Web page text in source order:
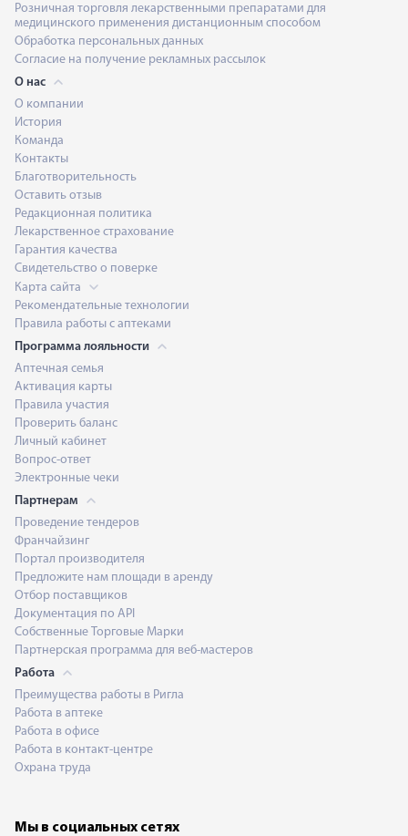
Розничная торговля лекарственными препаратами для
медицинского применения дистанционным способом
Обработка персональных данных
Согласие на получение рекламных рассылок
О нас
О компании
История
Команда
Контакты
Благотворительность
Оставить отзыв
Редакционная политика
Лекарственное страхование
Гарантия качества
Свидетельство о поверке
Карта сайта
Рекомендательные технологии
Правила работы с аптеками
Программа лояльности
Аптечная семья
Активация карты
Правила участия
Проверить баланс
Личный кабинет
Вопрос-ответ
Электронные чеки
Партнерам
Проведение тендеров
Франчайзинг
Портал производителя
Предложите нам площади в аренду
Отбор поставщиков
Документация по API
Собственные Торговые Марки
Партнерская программа для веб-мастеров
Работа
Преимущества работы в Ригла
Работа в аптеке
Работа в офисе
Работа в контакт-центре
Охрана труда
Мы в социальных сетях